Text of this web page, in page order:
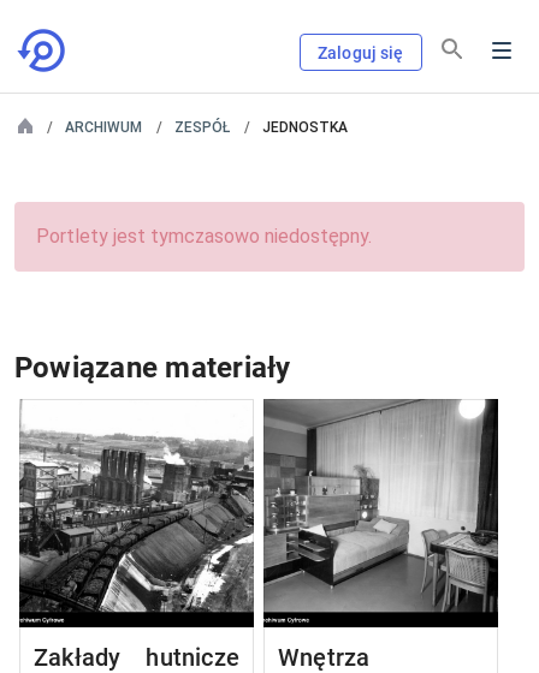
Zaloguj się
ARCHIWUM ZESPÓŁ JEDNOSTKA
Portlety jest tymczasowo niedostępny.
Powiązane materiały
Zakłady hutnicze
Wnętrza